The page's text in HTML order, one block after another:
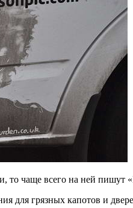
то чаще всего на ней
для грязных капотов и